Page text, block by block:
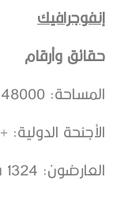
إنفوجرافيك
حقائق وأرقام
المساحة: 48000 متر مربع من المساحة المستغلة
الأجنحة الدولية: +34
العارضون: 1324 شركة من 60 دولة